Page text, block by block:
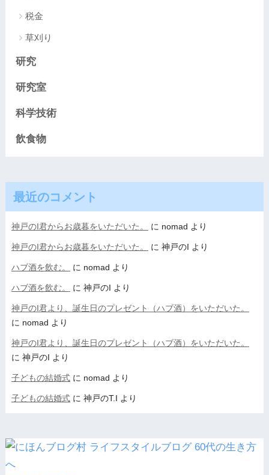
税金
草刈り
研究
研究室
科学技術
飲食物
最近のコメント
神戸のI君からお歳暮をいただいた。 に nomad より
神戸のI君からお歳暮をいただいた。 に 神戸のI より
ハブ酒を飲む。 に nomad より
ハブ酒を飲む。 に 神戸のI より
神戸のI君より、誕生日のプレゼント（ハブ酒）をいただいた。
に nomad より
神戸のI君より、誕生日のプレゼント（ハブ酒）をいただいた。
に 神戸のI より
子どもの結婚式に nomad より
子どもの結婚式に 神戸のT.I より